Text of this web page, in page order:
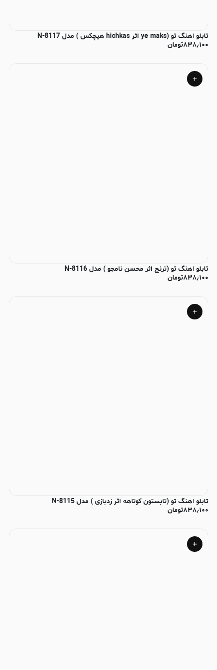
تابلو اهنگ تو (ye maks اثر hichkas هیچکس ) مدل N-8117
۸۳۸٫۱۰۰تومان
تابلو اهنگ تو (ترنج اثر محسن نامجو ) مدل N-8116
۸۳۸٫۱۰۰تومان
تابلو اهنگ تو (تابستون کوتاهه اثر زدبازی ) مدل N-8115
۸۳۸٫۱۰۰تومان